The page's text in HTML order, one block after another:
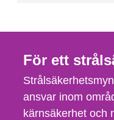
För ett
ansvar inom
kärnsäkerhet och